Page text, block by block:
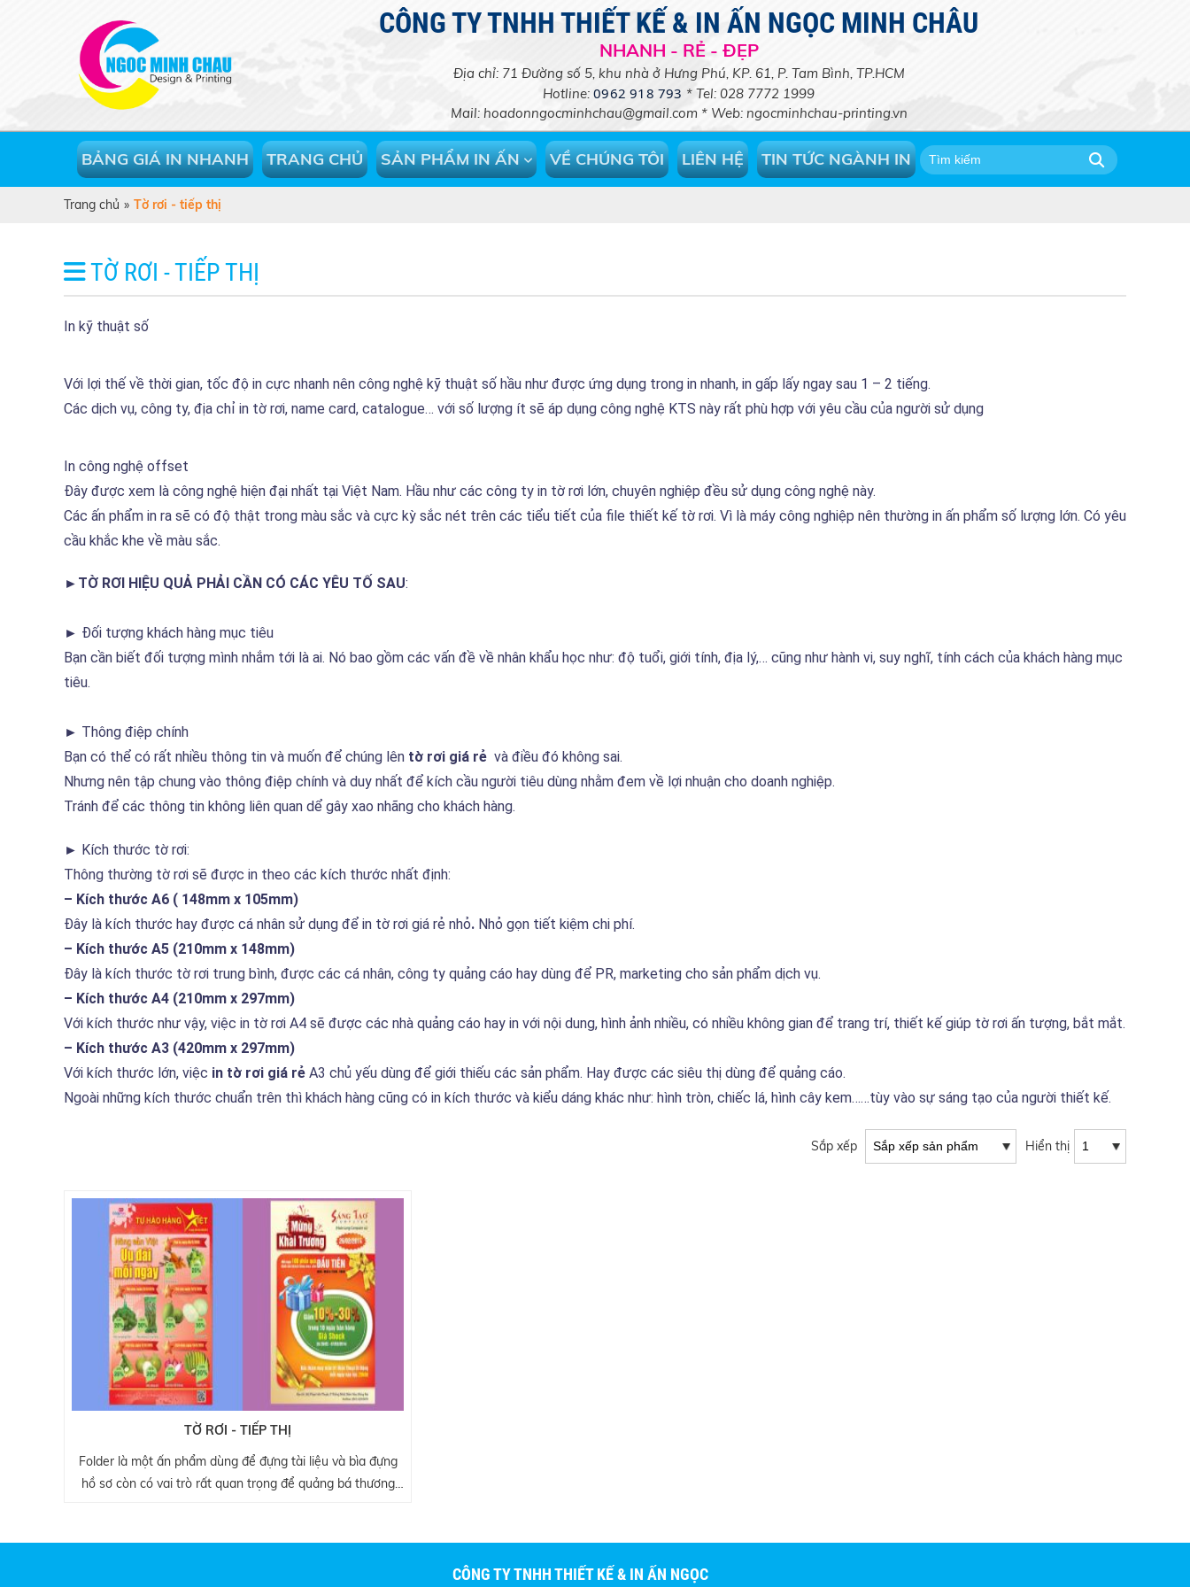
CÔNG TY TNHH THIẾT KẾ & IN ẤN NGỌC MINH CHÂU
NHANH - RẺ - ĐẸP
Địa chỉ: 71 Đường số 5, khu nhà ở Hưng Phú, KP. 61, P. Tam Bình, TP.HCM
Hotline:0962 918 793 * Tel: 028 7772 1999
Mail: hoadonngocminhchau@gmail.com * Web: ngocminhchau-printing.vn
BẢNG GIÁ IN NHANH TRANG CHỦ SẢN PHẨM IN ẤN VỀ CHÚNG TÔI LIÊN HỆ TIN TỨC NGÀNH IN
Trang chủ » Tờ rơi - tiếp thị
TỜ RƠI - TIẾP THỊ
In kỹ thuật số
​Với lợi thế về thời gian, tốc độ in cực nhanh nên công nghệ kỹ thuật số hầu như được ứng dụng trong in nhanh, in gấp lấy ngay sau 1 – 2 tiếng.
Các dịch vụ, công ty, địa chỉ in tờ rơi, name card, catalogue… với số lượng ít sẽ áp dụng công nghệ KTS này rất phù hợp với yêu cầu của người sử dụng
In công nghệ offset
Đây được xem là công nghệ hiện đại nhất tại Việt Nam. Hầu như các công ty in tờ rơi lớn, chuyên nghiệp đều sử dụng công nghệ này.
Các ấn phẩm in ra sẽ có độ thật trong màu sắc và cực kỳ sắc nét trên các tiểu tiết của file thiết kế tờ rơi. Vì là máy công nghiệp nên thường in ấn phẩm số lượng lớn. Có yêu
cầu khắc khe về màu sắc.
►TỜ RƠI HIỆU QUẢ PHẢI CẦN CÓ CÁC YÊU TỐ SAU:
► Đối tượng khách hàng mục tiêu
Bạn cần biết đối tượng mình nhắm tới là ai. Nó bao gồm các vấn đề về nhân khẩu học như: độ tuổi, giới tính, địa lý,… cũng như hành vi, suy nghĩ, tính cách của khách hàng mục
tiêu.
► Thông điệp chính
Bạn có thể có rất nhiều thông tin và muốn để chúng lên tờ rơi giá rẻ và điều đó không sai.
Nhưng nên tập chung vào thông điệp chính và duy nhất để kích cầu người tiêu dùng nhằm đem về lợi nhuận cho doanh nghiệp.
Tránh để các thông tin không liên quan dể gây xao nhãng cho khách hàng.
► Kích thước tờ rơi:
Thông thường tờ rơi sẽ được in theo các kích thước nhất định:
– Kích thước A6 ( 148mm x 105mm)
Đây là kích thước hay được cá nhân sử dụng để in tờ rơi giá rẻ nhỏ. Nhỏ gọn tiết kiệm chi phí.
– Kích thước A5 (210mm x 148mm)
Đây là kích thước tờ rơi trung bình, được các cá nhân, công ty quảng cáo hay dùng để PR, marketing cho sản phẩm dịch vụ.
– Kích thước A4 (210mm x 297mm)
Với kích thước như vậy, việc in tờ rơi A4 sẽ được các nhà quảng cáo hay in với nội dung, hình ảnh nhiều, có nhiều không gian để trang trí, thiết kế giúp tờ rơi ấn tượng, bắt mắt.
– Kích thước A3 (420mm x 297mm)
Với kích thước lớn, việc in tờ rơi giá rẻ A3 chủ yếu dùng để giới thiếu các sản phẩm. Hay được các siêu thị dùng để quảng cáo.
Ngoài những kích thước chuẩn trên thì khách hàng cũng có in kích thước và kiểu dáng khác như: hình tròn, chiếc lá, hình cây kem……tùy vào sự sáng tạo của người thiết kế.
Sắp xếp Hiển thị
TỜ RƠI - TIẾP THỊ
Folder là một ấn phẩm dùng để đựng tài liệu và bìa đựng
hồ sơ còn có vai trò rất quan trọng để quảng bá thương
CÔNG TY TNHH THIẾT KẾ & IN ẤN NGỌC